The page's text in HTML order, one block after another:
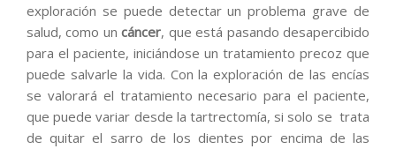
exploración se puede detectar un problema grave de
salud, como uncáncer, que está pasando desapercibido
para el paciente, iniciándose un tratamiento precoz que
puede salvarle la vida. Con la exploración de las encías
se valorará el tratamiento necesario para el paciente,
que puede variar desde la tartrectomía, si solo se trata
de quitar el sarro de los dientes por encima de las